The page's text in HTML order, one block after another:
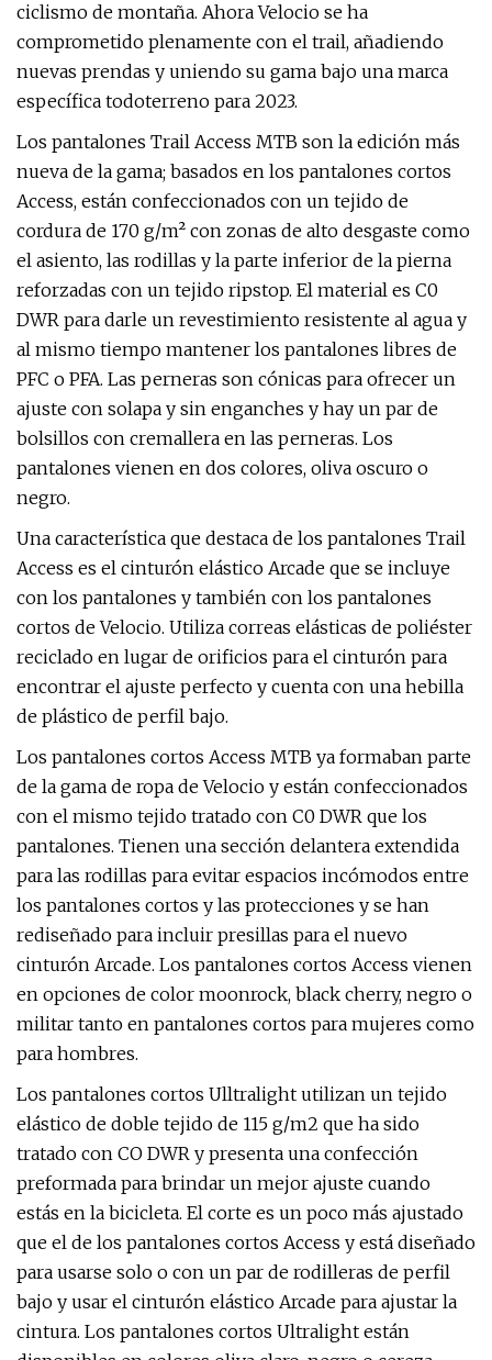
ciclismo de montaña. Ahora Velocio se ha
comprometido plenamente con el trail, añadiendo
nuevas prendas y uniendo su gama bajo una marca
específica todoterreno para 2023.
Los pantalones Trail Access MTB son la edición más
nueva de la gama; basados ​​en los pantalones cortos
Access, están confeccionados con un tejido de
cordura de 170 g/m² con zonas de alto desgaste como
el asiento, las rodillas y la parte inferior de la pierna
reforzadas con un tejido ripstop. El material es C0
DWR para darle un revestimiento resistente al agua y
al mismo tiempo mantener los pantalones libres de
PFC o PFA. Las perneras son cónicas para ofrecer un
ajuste con solapa y sin enganches y hay un par de
bolsillos con cremallera en las perneras. Los
pantalones vienen en dos colores, oliva oscuro o
negro.
Una característica que destaca de los pantalones Trail
Access es el cinturón elástico Arcade que se incluye
con los pantalones y también con los pantalones
cortos de Velocio. Utiliza correas elásticas de poliéster
reciclado en lugar de orificios para el cinturón para
encontrar el ajuste perfecto y cuenta con una hebilla
de plástico de perfil bajo.
Los pantalones cortos Access MTB ya formaban parte
de la gama de ropa de Velocio y están confeccionados
con el mismo tejido tratado con C0 DWR que los
pantalones. Tienen una sección delantera extendida
para las rodillas para evitar espacios incómodos entre
los pantalones cortos y las protecciones y se han
rediseñado para incluir presillas para el nuevo
cinturón Arcade. Los pantalones cortos Access vienen
en opciones de color moonrock, black cherry, negro o
militar tanto en pantalones cortos para mujeres como
para hombres.
Los pantalones cortos Ulltralight utilizan un tejido
elástico de doble tejido de 115 g/m2 que ha sido
tratado con CO DWR y presenta una confección
preformada para brindar un mejor ajuste cuando
estás en la bicicleta. El corte es un poco más ajustado
que el de los pantalones cortos Access y está diseñado
para usarse solo o con un par de rodilleras de perfil
bajo y usar el cinturón elástico Arcade para ajustar la
cintura. Los pantalones cortos Ultralight están